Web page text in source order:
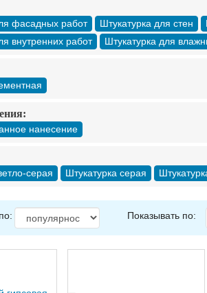
фасадных работ Штукатурка для стен
внутренних работ
Штукатурка для
нанесение
серая Штукатурка серая
Показывать по: